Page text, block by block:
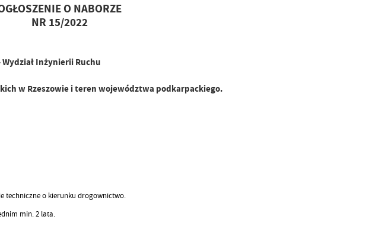
O NABORZE
NR 15/2022
Inżynierii Ruchu
w Rzeszowie i teren województwa podkarpackiego.
techniczne o kierunku drogownictwo.
min. 2 lata.